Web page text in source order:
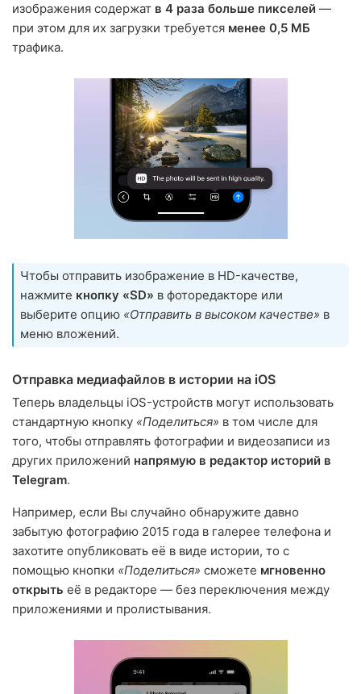
изображения содержат в 4 раза больше пикселей —
при этом для их загрузки требуется менее 0,5 МБ
трафика.
Чтобы отправить изображение в HD-качестве,
нажмите кнопку «SD» в фоторедакторе или
выберите опцию «Отправить в высоком качестве» в
меню вложений.
Отправка медиафайлов в истории на iOS
Теперь владельцы iOS-устройств могут использовать
стандартную кнопку «Поделиться» в том числе для
того, чтобы отправлять фотографии и видеозаписи из
других приложений напрямую в редактор историй в
Telegram.
Например, если Вы случайно обнаружите давно
забытую фотографию 2015 года в галерее телефона и
захотите опубликовать её в виде истории, то с
помощью кнопки «Поделиться» сможете мгновенно
открыть её в редакторе — без переключения между
приложениями и пролистывания.